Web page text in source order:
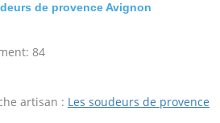
de provence Avignon
84
artisan : Les soudeurs de provence